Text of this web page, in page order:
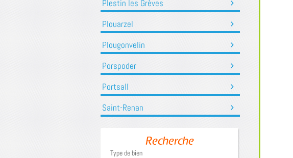
Plestin les Grèves
Plouarzel
Plougonvelin
Porspoder
Portsall
Saint-Renan
Recherche
Type de bien